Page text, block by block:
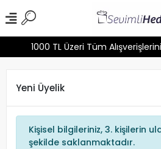
1000 TL Üzeri Tüm
Yeni Üyelik
Kişisel bilgileriniz, 3. kişilerin
şekilde saklanmaktadır.